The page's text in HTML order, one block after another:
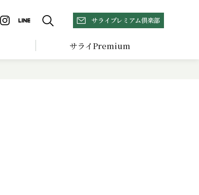
サライプレミアム倶楽部
サライPremium